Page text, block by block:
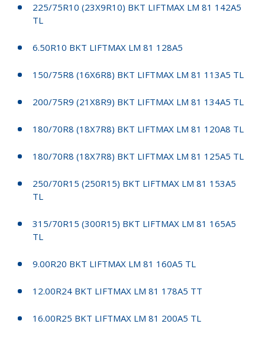
225/75R10 (23X9R10) BKT LIFTMAX LM 81 142A5
TL
6.50R10 BKT LIFTMAX LM 81 128A5
150/75R8 (16X6R8) BKT LIFTMAX LM 81 113A5 TL
200/75R9 (21X8R9) BKT LIFTMAX LM 81 134A5 TL
180/70R8 (18X7R8) BKT LIFTMAX LM 81 120A8 TL
180/70R8 (18X7R8) BKT LIFTMAX LM 81 125A5 TL
250/70R15 (250R15) BKT LIFTMAX LM 81 153A5
TL
315/70R15 (300R15) BKT LIFTMAX LM 81 165A5
TL
9.00R20 BKT LIFTMAX LM 81 160A5 TL
12.00R24 BKT LIFTMAX LM 81 178A5 TT
16.00R25 BKT LIFTMAX LM 81 200A5 TL